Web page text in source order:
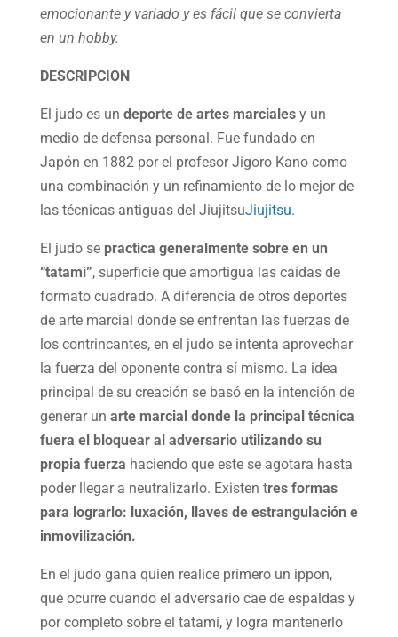
emocionante y variado y es fácil que se convierta
en un hobby.
DESCRIPCION
El judo es un deporte de artes marcialesy un
medio de defensa personal. Fue fundado en
Japón en 1882 por el profesor Jigoro Kano como
una combinación y un refinamiento de lo mejor de
las técnicas antiguas del JiujitsuJiujitsu.
El judo sepractica generalmente sobre en un
“tatami”, superficie que amortigua las caídas de
formato cuadrado. A diferencia de otros deportes
de arte marcial donde se enfrentan las fuerzas de
los contrincantes, en el judo se intenta aprovechar
la fuerza del oponente contra sí mismo. La idea
principal de su creación se basó en la intención de
generar un arte marcial donde la principal técnica
fuera el bloquear al adversario utilizando su
propia fuerza haciendo que este se agotara hasta
poder llegar a neutralizarlo. Existen tres formas
para lograrlo: luxación, llaves de estrangulación e
inmovilización.
En el judo gana quien realice primero un ippon,
que ocurre cuando el adversario cae de espaldas y
por completo sobre el tatami, y logra mantenerlo